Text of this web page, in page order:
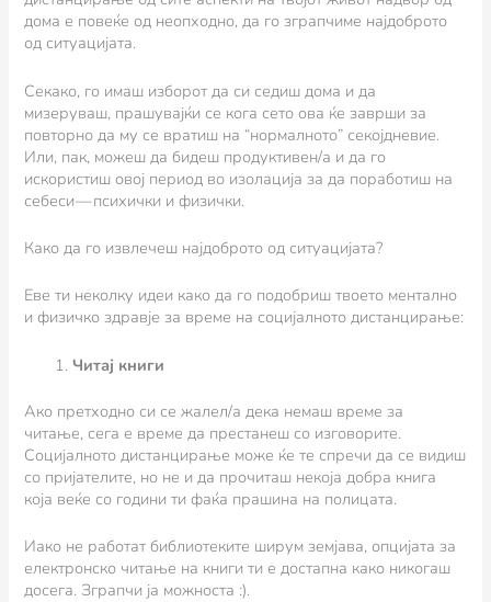
дома е повеќе од неопходно, да го зграпчиме најдоброто
од ситуацијата.
Секако, го имаш изборот да си седиш дома и да
мизеруваш, прашувајќи се кога сето ова ќе заврши за
повторно да му се вратиш на “нормалното” секојдневие.
Или, пак, можеш да бидеш продуктивен/а и да го
искористиш овој период во изолација за да поработиш на
себеси — психички и физички.
Како да го извлечеш најдоброто од ситуацијата?
Еве ти неколку идеи како да го подобриш твоето ментално
и физичко здравје за време на социјалното дистанцирање:
Читај книги
Ако претходно си се жалел/а дека немаш време за
читање, сега е време да престанеш со изговорите.
Социјалното дистанцирање може ќе те спречи да се видиш
со пријателите, но не и да прочиташ некоја добра книга
која веќе со години ти фаќа прашина на полицата.
Иако не работат библиотеките ширум земјава, опцијата за
електронско читање на книги ти е достапна како никогаш
досега. Зграпчи ја можноста :).